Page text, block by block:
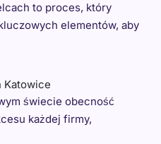
to proces, który
elementów, aby
Katowice
świecie obecność
każdej firmy,